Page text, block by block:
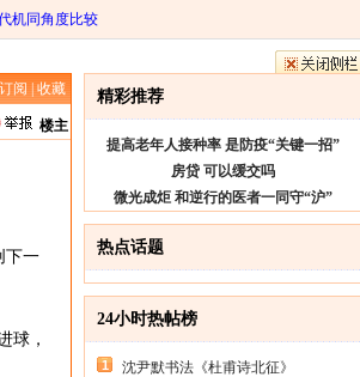
机同角度比较
阅|收藏
楼主
下一
球，
精彩推荐
提高老年人接种率 是防疫“关键一招”
房贷 可以缓交吗
微光成炬 和逆行的医者一同守“沪”
热点话题
24小时热帖榜
1 沈尹默书法《杜甫诗北征》